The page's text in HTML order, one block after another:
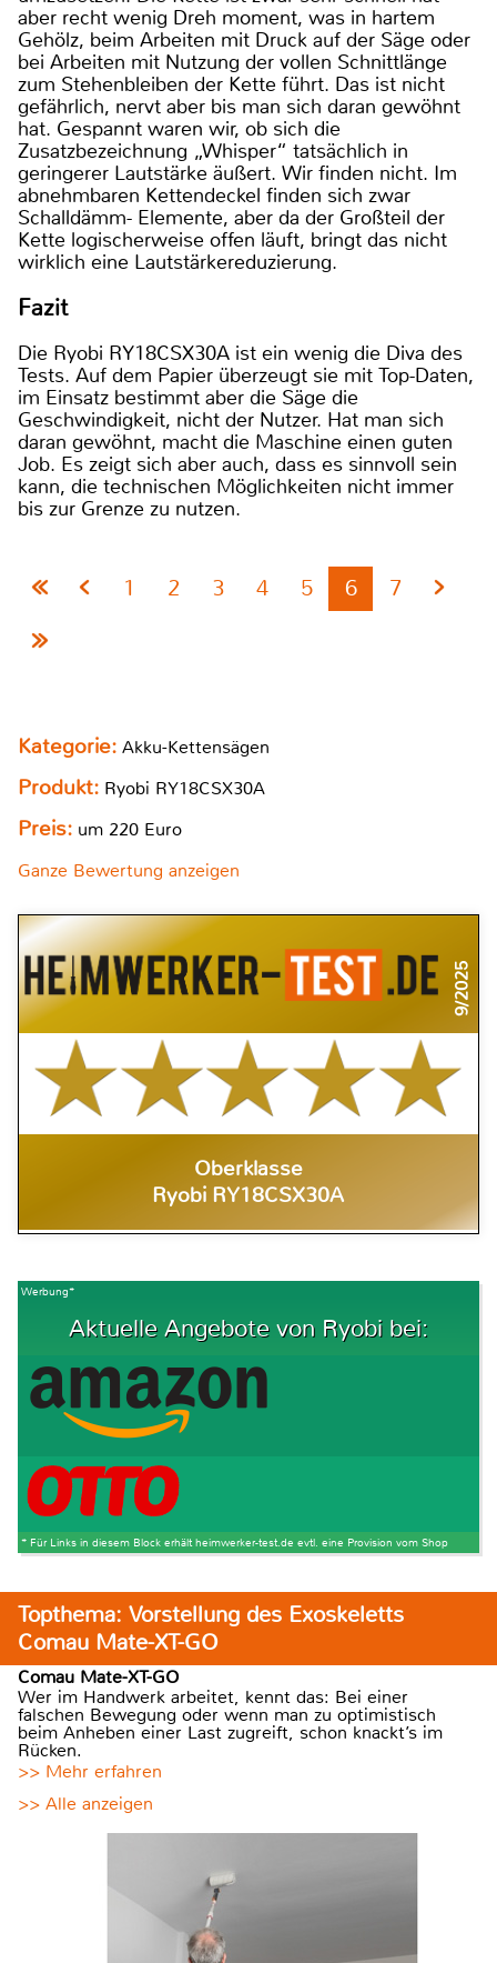
aber recht wenig Dreh moment, was in hartem
Gehölz, beim Arbeiten mit Druck auf der Säge oder
bei Arbeiten mit Nutzung der vollen Schnittlänge
zum Stehenbleiben der Kette führt. Das ist nicht
gefährlich, nervt aber bis man sich daran gewöhnt
hat. Gespannt waren wir, ob sich die
Zusatzbezeichnung „Whisper“ tatsächlich in
geringerer Lautstärke äußert. Wir finden nicht. Im
abnehmbaren Kettendeckel finden sich zwar
Schalldämm- Elemente, aber da der Großteil der
Kette logischerweise offen läuft, bringt das nicht
wirklich eine Lautstärkereduzierung.
Fazit
Die Ryobi RY18CSX30A ist ein wenig die Diva des
Tests. Auf dem Papier überzeugt sie mit Top-Daten,
im Einsatz bestimmt aber die Säge die
Geschwindigkeit, nicht der Nutzer. Hat man sich
daran gewöhnt, macht die Maschine einen guten
Job. Es zeigt sich aber auch, dass es sinnvoll sein
kann, die technischen Möglichkeiten nicht immer
bis zur Grenze zu nutzen.
1 2 3 4 5 6 7
Kategorie: Akku-Kettensägen
Produkt: Ryobi RY18CSX30A
Preis: um 220 Euro
Ganze Bewertung anzeigen
9/2025
Oberklasse
Ryobi RY18CSX30A
Werbung*
Aktuelle Angebote von Ryobi bei:
* Für Links in diesem Block erhält heimwerker-test.de evtl. eine Provision vom Shop
Topthema: Vorstellung des Exoskeletts
Comau Mate-XT-GO
Comau Mate-XT-GO
Wer im Handwerk arbeitet, kennt das: Bei einer
falschen Bewegung oder wenn man zu optimistisch
beim Anheben einer Last zugreift, schon knackt’s im
Rücken.
>> Mehr erfahren
>> Alle anzeigen